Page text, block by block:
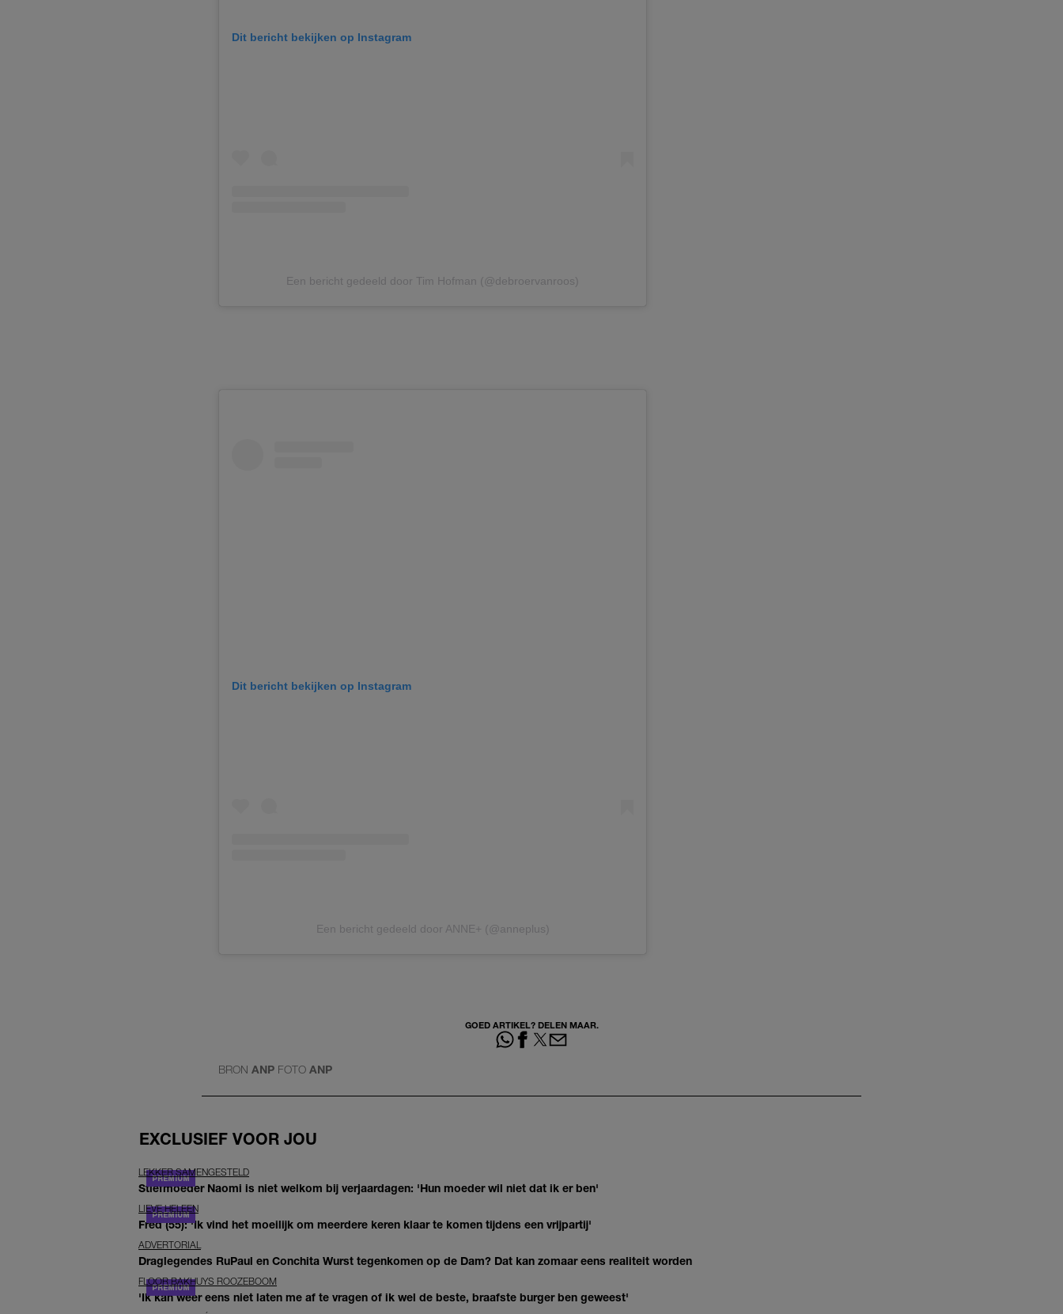
Dit bericht bekijken op Instagram
Een bericht gedeeld door Tim Hofman (@debroervanroos)
Dit bericht bekijken op Instagram
Een bericht gedeeld door ANNE+ (@anneplus)
GOED ARTIKEL? DELEN MAAR.
BRON ANP FOTO ANP
EXCLUSIEF VOOR JOU
LEKKER SAMENGESTELD
Stiefmoeder Naomi is niet welkom bij verjaardagen: 'Hun moeder wil niet dat ik er ben'
LIEVE HELEEN
Fred (55): 'Ik vind het moeilijk om meerdere keren klaar te komen tijdens een vrijpartij'
ADVERTORIAL
Draglegendes RuPaul en Conchita Wurst tegenkomen op de Dam? Dat kan zomaar eens realiteit worden
FLOOR BAKHUYS ROOZEBOOM
'Ik kan weer eens niet laten me af te vragen of ik wel de beste, braafste burger ben geweest'